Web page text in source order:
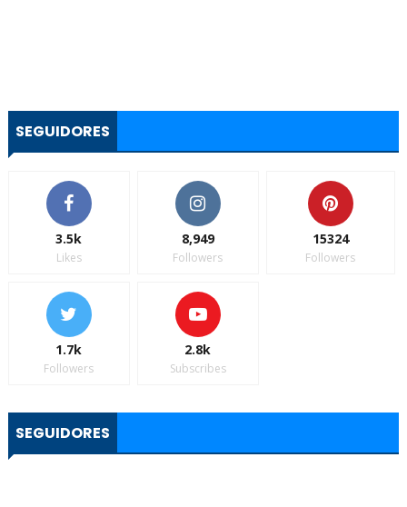
SEGUIDORES
3.5k
Likes
8,949
Followers
15324
Followers
1.7k
Followers
2.8k
Subscribes
SEGUIDORES